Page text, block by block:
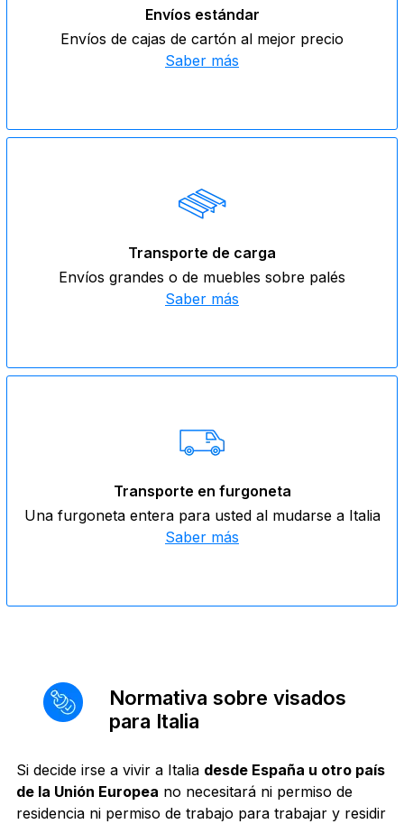
Envíos estándar
Envíos de cajas de cartón al mejor precio
Saber más
Transporte de carga
Envíos grandes o de muebles sobre palés
Saber más
Transporte en furgoneta
Una furgoneta entera para usted al mudarse a Italia
Saber más
Normativa sobre visados
para Italia
Si decide irse a vivir a Italia desde España u otro país
de la Unión Europea no necesitará ni permiso de
residencia ni permiso de trabajo para trabajar y residir